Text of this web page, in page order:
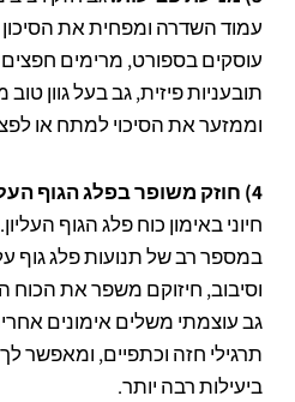
עמוד השדרה ומפחית את
עוסקים בספורט, מרימים
תובעניות פיזית, גב בעל גוון
וממזער את הסיכוי למתח או
4) חוזק משופר בפלג הגוף העליון:
חיוני באימון כוח פלג הגוף
במספר רב של תנועות פלג גוף
וסיבוב, חיזוקם משפר את הכוח
גב עוצמתי משלים אימונים
תרגילי חזה וכתפיים, ומאפשר
ביעילות רבה יותר.